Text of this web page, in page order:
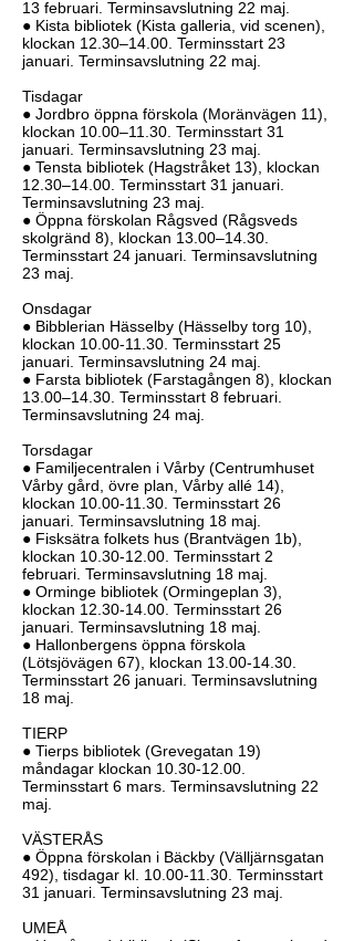
13 februari. Terminsavslutning 22 maj.
● Kista bibliotek (Kista galleria, vid scenen),
klockan 12.30–14.00. Terminsstart 23
januari. Terminsavslutning 22 maj.
Tisdagar
● Jordbro öppna förskola (Moränvägen 11),
klockan 10.00–11.30. Terminsstart 31
januari. Terminsavslutning 23 maj.
● Tensta bibliotek (Hagstråket 13), klockan
12.30–14.00. Terminsstart 31 januari.
Terminsavslutning 23 maj.
● Öppna förskolan Rågsved (Rågsveds
skolgränd 8), klockan 13.00–14.30.
Terminsstart 24 januari. Terminsavslutning
23 maj.
Onsdagar
● Bibblerian Hässelby (Hässelby torg 10),
klockan 10.00-11.30 . Terminsstart 25
januari. Terminsavslutning 24 maj.
● Farsta bibliotek (Farstagången 8), klockan
13.00–14.30. Terminsstart 8 februari.
Terminsavslutning 24 maj.
Torsdagar
● Familjecentralen i Vårby (Centrumhuset
Vårby gård, övre plan, Vårby allé 14),
klockan 10.00-11.30 . Terminsstart 26
januari. Terminsavslutning 18 maj.
● Fisksätra folkets hus (Brantvägen 1b),
klockan 10.30-12.00 . Terminsstart 2
februari. Terminsavslutning 18 maj.
● Orminge bibliotek (Ormingeplan 3),
klockan 12.30-14.00 . Terminsstart 26
januari. Terminsavslutning 18 maj.
● Hallonbergens öppna förskola
(Lötsjövägen 67), klockan 13.00-14.30
Terminsstart 26 januari. Terminsavslutning
18 maj.
TIERP
● Tierps bibliotek (Grevegatan 19)
måndagar klockan 10.30-12.00
Terminsstart 6 mars. Terminsavslutning 22
maj.
VÄSTERÅS
● Öppna förskolan i Bäckby (Välljärnsgatan
492), tisdagar kl. 10.00-11.30 . Terminsstart
31 januari. Terminsavslutning 23 maj.
UMEÅ